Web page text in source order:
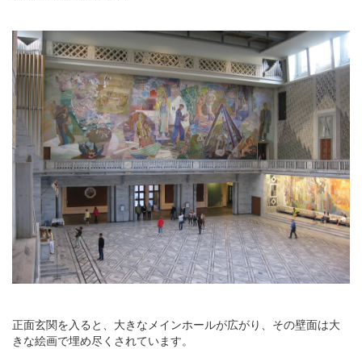
正面玄関を入ると、大きなメインホールが広がり、その壁面は大
きな絵画で埋め尽くされています。